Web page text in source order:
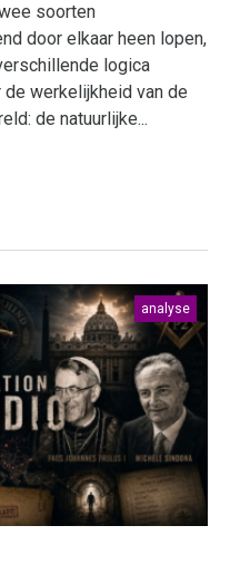
soorten
door elkaar heen lopen,
logica
werkelijkheid van de
de natuurlijke...
analyse